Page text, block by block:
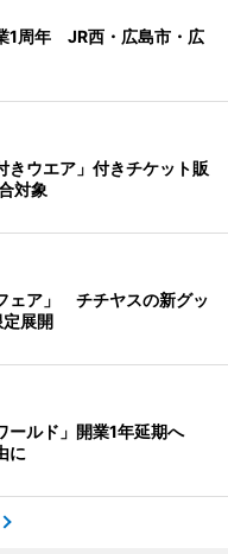
1周年 JR西・広島市・広
きウエア」付きチケット販
対象
ェア」 チチヤスの新グッ
展開
ールド」開業1年延期へ
に